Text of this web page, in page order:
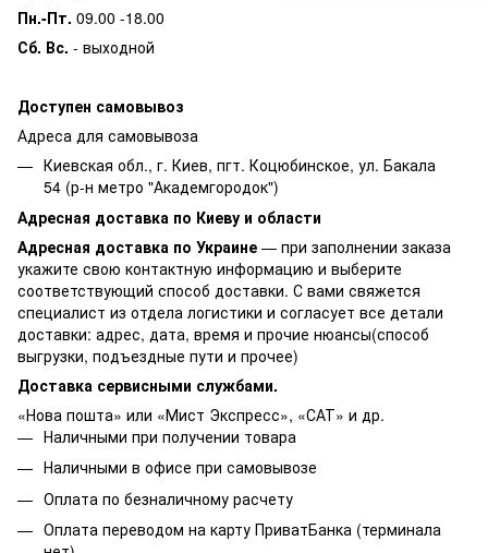
Пн.-Пт. 09.00 -18.00
Сб. Вс. - выходной
Доступен самовывоз
Адреса для самовывоза
Киевская обл., г. Киев, пгт. Коцюбинское, ул. Бакала
54 (р-н метро "Академгородок")
Адресная доставка по Киеву и области
Адресная доставка по Украине — при заполнении заказа
укажите свою контактную информацию и выберите
соответствующий способ доставки. С вами свяжется
специалист из отдела логистики и согласует все детали
доставки: адрес, дата, время и прочие нюансы(способ
выгрузки, подъездные пути и прочее)
Доставка сервисными службами.
«Нова пошта» или «Мист Экспресс», «САТ» и др.
Наличными при получении товара
Наличными в офисе при самовывозе
Оплата по безналичному расчету
Оплата переводом на карту ПриватБанка (терминала